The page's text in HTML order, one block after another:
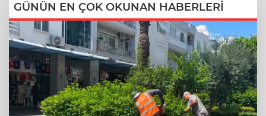
GÜNÜN EN ÇOK OKUNAN HABERLERİ